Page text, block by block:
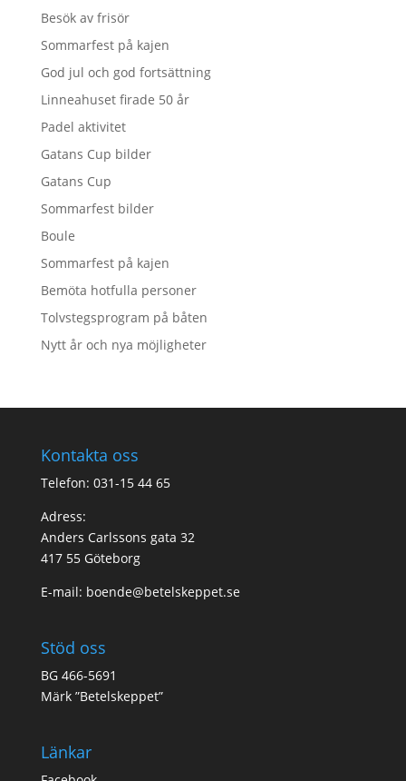
Besök av frisör
Sommarfest på kajen
God jul och god fortsättning
Linneahuset firade 50 år
Padel aktivitet
Gatans Cup bilder
Gatans Cup
Sommarfest bilder
Boule
Sommarfest på kajen
Bemöta hotfulla personer
Tolvstegsprogram på båten
Nytt år och nya möjligheter
Kontakta oss
Telefon: 031-15 44 65
Adress:
Anders Carlssons gata 32
417 55 Göteborg
E-mail: boende@betelskeppet.se
Stöd oss
BG 466-5691
Märk ”Betelskeppet”
Länkar